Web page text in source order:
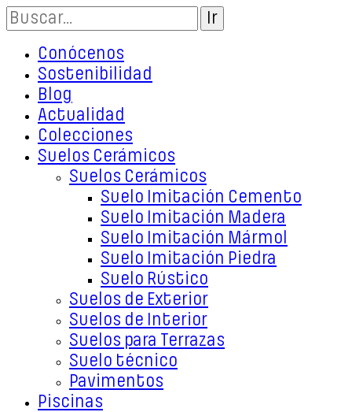
Conócenos
Sostenibilidad
Blog
Actualidad
Colecciones
Suelos Cerámicos
Suelos Cerámicos
Suelo Imitación Cemento
Suelo Imitación Madera
Suelo Imitación Mármol
Suelo Imitación Piedra
Suelo Rústico
Suelos de Exterior
Suelos de Interior
Suelos para Terrazas
Suelo técnico
Pavimentos
Piscinas